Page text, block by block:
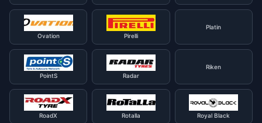
Ovation Pirelli
Platin
PointS Radar
Riken
RoadX Rotalla Royal Black